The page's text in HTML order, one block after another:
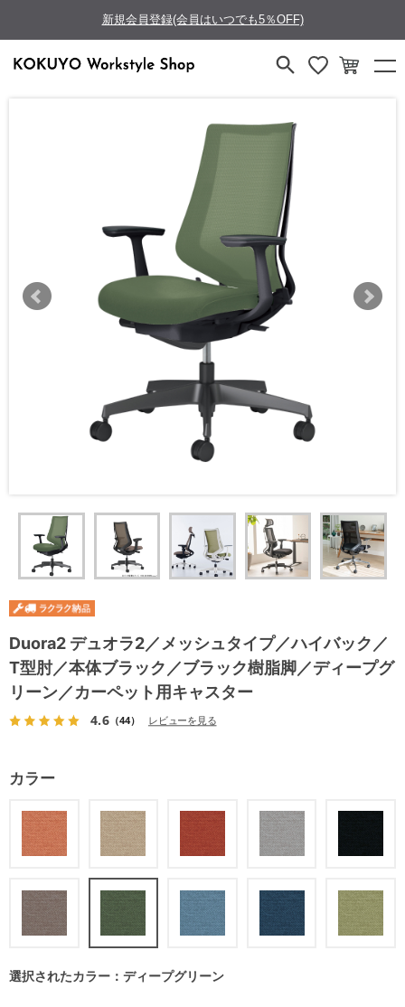
新規会員登録(会員はいつでも5％OFF)
Duora2 デュオラ2／メッシュタイプ／ハイバック／
T型肘／本体ブラック／ブラック樹脂脚／ディープグ
リーン／カーペット用キャスター
4.6（44） レビューを見る
カラー
選択されたカラー：ディープグリーン